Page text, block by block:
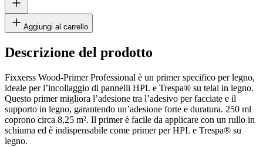
cm
cm
Aggiungi al carrello
Descrizione del prodotto
Fixxerss Wood-Primer Professional è un primer specifico per legno,
ideale per l’incollaggio di pannelli HPL e Trespa® su telai in legno.
Questo primer migliora l’adesione tra l’adesivo per facciate e il
supporto in legno, garantendo un’adesione forte e duratura. 250 ml
coprono circa 8,25 m². Il primer è facile da applicare con un rullo in
schiuma ed è indispensabile come primer per HPL e Trespa® su
legno.